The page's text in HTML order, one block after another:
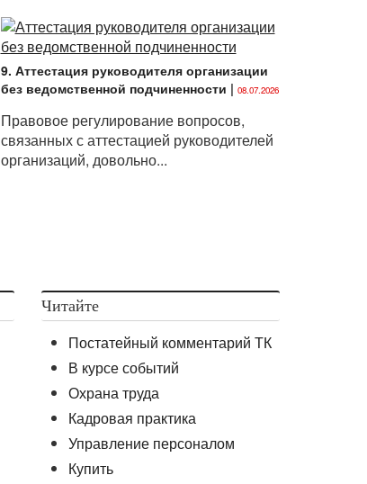
9. Аттестация руководителя организации
без ведомственной подчиненности | 08.07.2026
Правовое регулирование вопросов,
связанных с аттестацией руководителей
организаций, довольно...
Читайте
Постатейный комментарий ТК
В курсе событий
Охрана труда
Кадровая практика
Управление персоналом
Купить